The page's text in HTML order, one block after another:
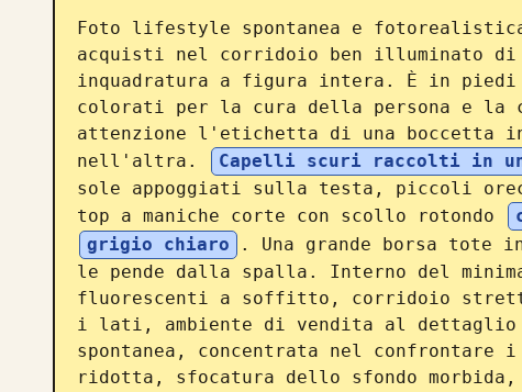
Foto lifestyle spontanea e
acquisti nel corridoio ben illuminato
inquadratura a figura intera. È in
colorati per la cura della persona e la
attenzione l'etichetta di una boccetta
nell'altra.
Capelli scuri raccolti in
sole appoggiati sulla testa, piccoli
top a maniche corte con scollo rotondo
grigio chiaro
. Una grande borsa
le pende dalla spalla. Interno del
fluorescenti a soffitto, corridoio
i lati, ambiente di vendita al dettaglio
spontanea, concentrata nel confrontare
ridotta, sfocatura dello sfondo